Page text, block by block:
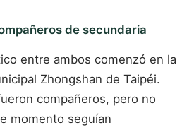
de secundaria
entre ambos comenzó en la
Zhongshan de Taipéi.
compañeros, pero no
momento seguían